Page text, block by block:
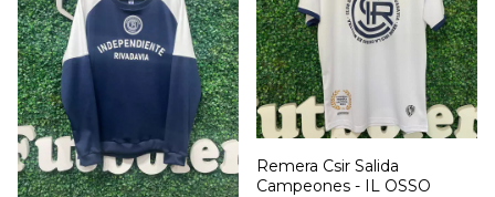
Remera Csir Salida
Campeones - IL OSSO